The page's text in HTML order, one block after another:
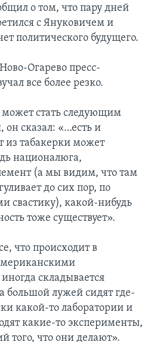
о том, что пару дней
с Януковичем и
политического будущего.
Огарево пресс-
все более резко.
может стать следующим
сказал: «…есть и
из табакерки может
националюга,
(а мы видим, что там
до сих пор, по
свастику), какой-нибудь
тоже существует».
что происходит в
складывается
большой лужей сидят где-
какой-то лаборатории и
какие-то эксперименты,
того, что они делают».